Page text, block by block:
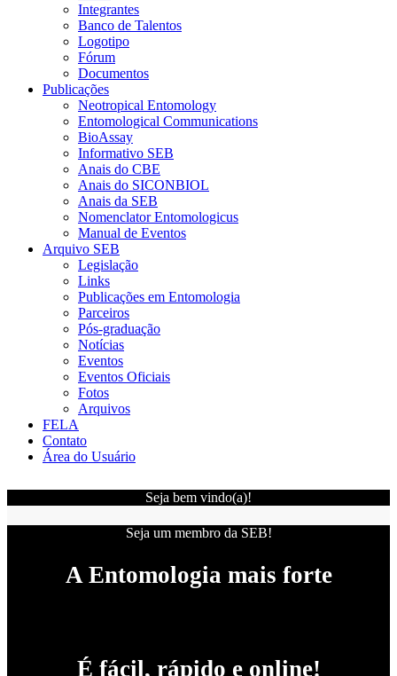
Integrantes
Banco de Talentos
Logotipo
Fórum
Documentos
Publicações
Neotropical Entomology
Entomological Communications
BioAssay
Informativo SEB
Anais do CBE
Anais do SICONBIOL
Anais da SEB
Nomenclator Entomologicus
Manual de Eventos
Arquivo SEB
Legislação
Links
Publicações em Entomologia
Parceiros
Pós-graduação
Notícias
Eventos
Eventos Oficiais
Fotos
Arquivos
FELA
Contato
Área do Usuário
Seja bem vindo(a)!
Seja um membro da SEB!
A Entomologia mais forte
É fácil, rápido e online!